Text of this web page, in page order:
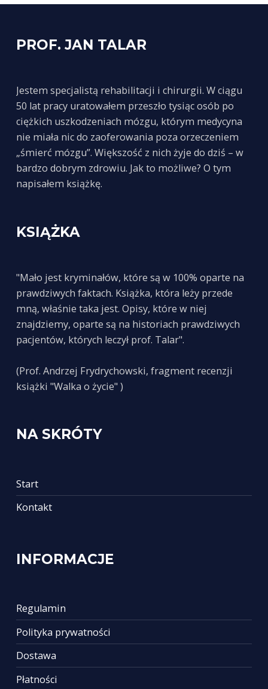
PROF. JAN TALAR
Jestem specjalistą rehabilitacji i chirurgii. W ciągu
50 lat pracy uratowałem przeszło tysiąc osób po
ciężkich uszkodzeniach mózgu, którym medycyna
nie miała nic do zaoferowania poza orzeczeniem
„śmierć mózgu”. Większość z nich żyje do dziś – w
bardzo dobrym zdrowiu. Jak to możliwe? O tym
napisałem książkę.
KSIĄŻKA
"Mało jest kryminałów, które są w 100% oparte na
prawdziwych faktach. Książka, która leży przede
mną, właśnie taka jest. Opisy, które w niej
znajdziemy, oparte są na historiach prawdziwych
pacjentów, których leczył prof. Talar".
(Prof. Andrzej Frydrychowski, fragment recenzji
książki "Walka o życie" )
NA SKRÓTY
Start
Kontakt
INFORMACJE
Regulamin
Polityka prywatności
Dostawa
Płatności